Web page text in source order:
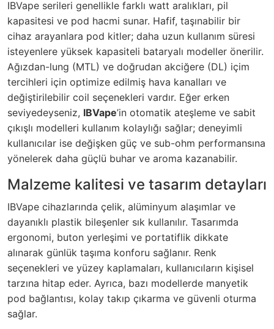
IBVape serileri genellikle farklı watt aralıkları, pil
kapasitesi ve pod hacmi sunar. Hafif, taşınabilir bir
cihaz arayanlara pod kitler; daha uzun kullanım süresi
isteyenlere yüksek kapasiteli bataryalı modeller önerilir.
Ağızdan-lung (MTL) ve doğrudan akciğere (DL) içim
tercihleri için optimize edilmiş hava kanalları ve
değiştirilebilir coil seçenekleri vardır. Eğer erken
seviyedeyseniz, IBVape’in otomatik ateşleme ve sabit
çıkışlı modelleri kullanım kolaylığı sağlar; deneyimli
kullanıcılar ise değişken güç ve sub-ohm performansına
yönelerek daha güçlü buhar ve aroma kazanabilir.
Malzeme kalitesi ve tasarım detayları
IBVape cihazlarında çelik, alüminyum alaşımlar ve
dayanıklı plastik bileşenler sık kullanılır. Tasarımda
ergonomi, buton yerleşimi ve portatiflik dikkate
alınarak günlük taşıma konforu sağlanır. Renk
seçenekleri ve yüzey kaplamaları, kullanıcıların kişisel
tarzına hitap eder. Ayrıca, bazı modellerde manyetik
pod bağlantısı, kolay takıp çıkarma ve güvenli oturma
sağlar.